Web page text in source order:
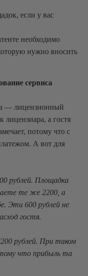
если у вас
необходимо
нужно вносить
сервиса
— лицензионный
лицензиара, а гостя
потому что с
А вот для
рублей. Площадка
те же 2200, а
Эти 600 рублей не
гостя.
рублей. При таком
что прибыль та